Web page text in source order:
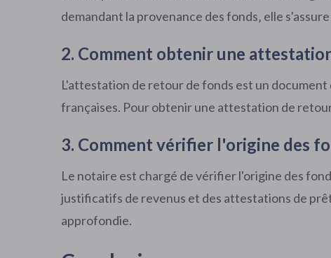
demandant la provenance des fonds‚ elle
2. Comment obtenir une
L'attestation de retour de fonds est un
françaises. Pour obtenir une attestation de
3. Comment vérifier l'origine des
Le notaire est chargé de vérifier l'origine des
justificatifs de revenus et des attestations de
approfondie.